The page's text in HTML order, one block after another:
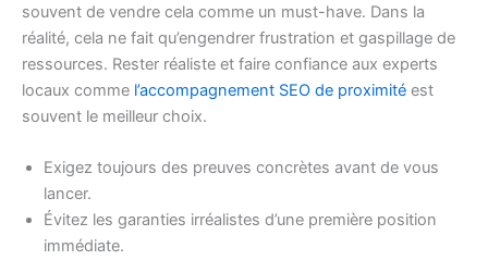
souvent de vendre cela comme un must-have. Dans la
réalité, cela ne fait qu’engendrer frustration et gaspillage de
ressources. Rester réaliste et faire confiance aux experts
locaux comme l’accompagnement SEO de proximité est
souvent le meilleur choix.
Exigez toujours des preuves concrètes avant de vous
lancer.
Évitez les garanties irréalistes d’une première position
immédiate.